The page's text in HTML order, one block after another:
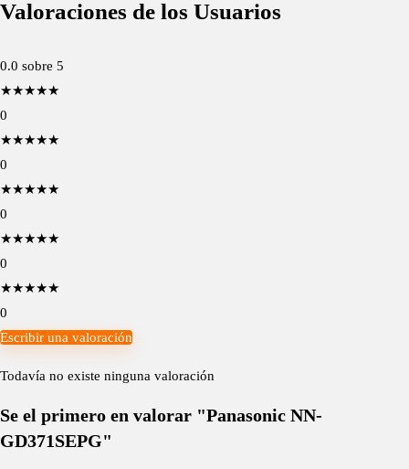
Valoraciones de los Usuarios
0.0 sobre 5
★★★★★
0
★★★★★
0
★★★★★
0
★★★★★
0
★★★★★
0
Escribir una valoración
Todavía no existe ninguna valoración
Se el primero en valorar "Panasonic NN-
GD371SEPG"